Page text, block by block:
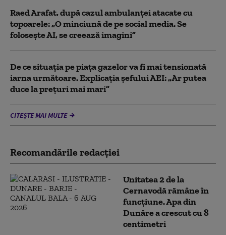
Raed Arafat, după cazul ambulanței atacate cu
topoarele: „O minciună de pe social media. Se
folosește AI, se creează imagini”
De ce situaţia pe piaţa gazelor va fi mai tensionată
iarna următoare. Explicația șefului AEI: „Ar putea
duce la preţuri mai mari”
CITEȘTE MAI MULTE
Recomandările redacţiei
Unitatea 2 de la
Cernavodă rămâne în
funcțiune. Apa din
Dunăre a crescut cu 8
centimetri